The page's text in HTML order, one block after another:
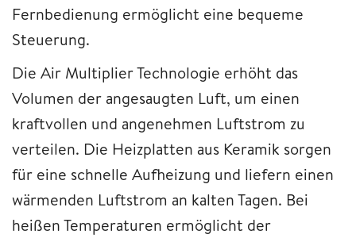
Fernbedienung ermöglicht eine bequeme
Steuerung.
Die Air Multiplier Technologie erhöht das
Volumen der angesaugten Luft, um einen
kraftvollen und angenehmen Luftstrom zu
verteilen. Die Heizplatten aus Keramik sorgen
für eine schnelle Aufheizung und liefern einen
wärmenden Luftstrom an kalten Tagen. Bei
heißen Temperaturen ermöglicht der